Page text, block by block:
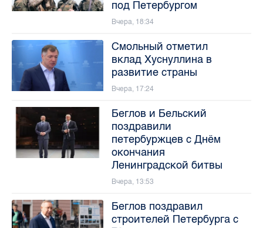
под Петербургом
Вчера, 18:34
Смольный отметил
вклад Хуснуллина в
развитие страны
Вчера, 17:24
Беглов и Бельский
поздравили
петербуржцев с Днём
окончания
Ленинградской битвы
Вчера, 13:53
Беглов поздравил
строителей Петербурга с